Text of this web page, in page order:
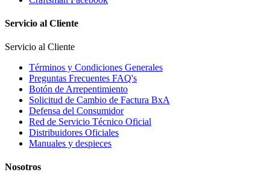
Servicio al Cliente
Servicio al Cliente
Términos y Condiciones Generales
Preguntas Frecuentes FAQ's
Botón de Arrepentimiento
Solicitud de Cambio de Factura BxA
Defensa del Consumidor
Red de Servicio Técnico Oficial
Distribuidores Oficiales
Manuales y despieces
Nosotros